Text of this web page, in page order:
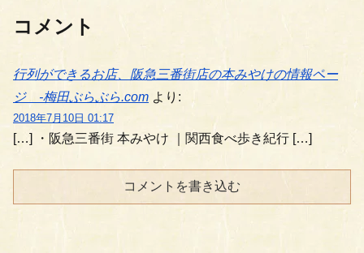
コメント
行列ができるお店、阪急三番街店の本みやけの情報ペー
ジ -梅田ぶらぶら.com より:
2018年7月10日 01:17
[…] ・阪急三番街 本みやけ ｜関西食べ歩き紀行 […]
コメントを書き込む